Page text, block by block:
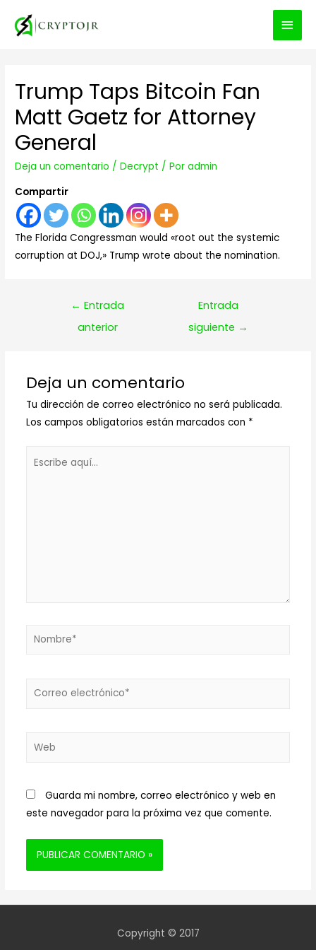
Trump Taps Bitcoin Fan
Matt Gaetz for Attorney
General
Deja un comentario /Decrypt / Poradmin
Compartir
The Florida Congressman would «root out the systemic
corruption at DOJ,» Trump wrote about the nomination.
Navegación
← Entrada
anterior
Entrada
siguiente →
Deja un comentario
Tu dirección de correo electrónico no será publicada.
Los campos obligatorios están marcados con *
Nombre*
Correo
Web
Guarda mi nombre, correo electrónico y web en
este navegador para la próxima vez que comente.
Copyright © 2017